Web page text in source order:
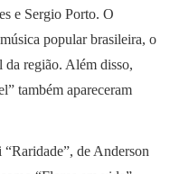
e Sergio Porto. O
popular brasileira, o
da região. Além disso,
também apareceram
de Anderson